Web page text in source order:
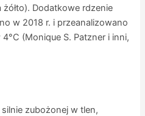
Dodatkowe rdzenie
w 2018 r. i przeanalizowano
(Monique S. Patzner i inni,
zubożonej w tlen,